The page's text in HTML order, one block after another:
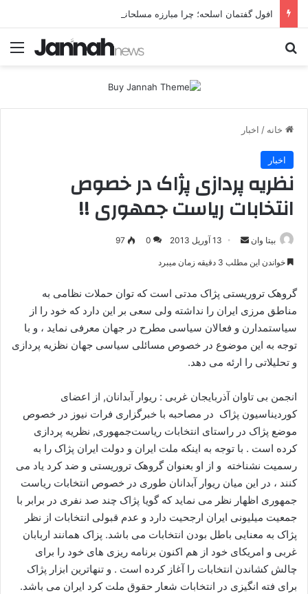
خانه / اخبار
اخبار
نظریه پردازی پژاک در خصوص
انتخابات ریاست جمهوری !!
بیتا وان
ر
ل
م
13 آوریل 2013 0
97
خواندن این مطلب 3 دقیقه زمان میبرد
گروهک تروریستی پژاک مدتی است که توان حملات نظامی به
مناطق مرزی ایران را نداشته ولی سعی بر این دارد که خود را از
سیاستمدارن و فعالان سیاسی مطرح در جهان معرفی نماید ، و با
توجه به این موضوع در خصوص مسائلی سیاسی جهان نظزیه پردازی
و تحلیلاتی را ارئه می دهد.
انجمن بی تاوان آذربایجان غربی : ریوار آبدانان, از اعضای
کوردیناسیون پژاک در مصاحبه با خبرگزاری فرات نیوز در خصوص
موضع پژاک در راستای انتخابات ریاست‌جمهوری, نظریه پردازی
کرده است . با توجه به اینکه ملت ایران و دولت ایران پژاک را به
رسمیت نشناخته و از او بعنوان گروهک تروریستی و ضد کرد یاد می
کنند ، در این میان ریوار آبدانان طوری در خصوص انتخابات ریاست
جمهوری اظهار نظر می نماید که گویا پژاک چند صد نفری در برابر با
جمعیت میلیونی ایران ارجحیت دارد و عدم قبولی انتخابات از نظر
پژاک به معنایی باطل بودن انتخابات می باشد. پزاک همانند اربابان
غربی و امریکای خود از هم اکنون برنامه ریزی های خود را برای
چالش کشاندن انتخابات را آغاز کرده است . و تنهاترین ابزار پژاک
برای فته انگیزی در انتخابات شعار حقوق ملت کرد ایران می باشد.